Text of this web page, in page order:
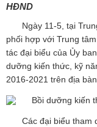
HĐND
Ngày 11-5, tại
phối hợp với Trung
tác đại biểu của Ủy
dưỡng kiến thức, kỹ
2016-2021 trên địa
Các đại biểu tham